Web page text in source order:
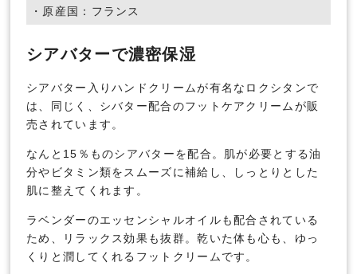
・原産国：フランス
シアバターで濃密保湿
シアバター入りハンドクリームが有名なロクシタンで
は、同じく、シバター配合のフットケアクリームが販
売されています。
なんと15％ものシアバターを配合。肌が必要とする油
分やビタミン類をスムーズに補給し、しっとりとした
肌に整えてくれます。
ラベンダーのエッセンシャルオイルも配合されている
ため、リラックス効果も抜群。乾いた体も心も、ゆっ
くりと潤してくれるフットクリームです。